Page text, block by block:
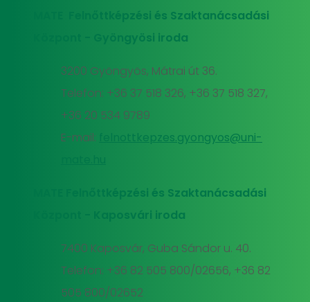
MATE Felnőttképzési és Szaktanácsadási
Központ - Gyöngyösi iroda
3200 Gyöngyös, Mátrai út 36.
Telefon: +36 37 518 326, +36 37 518 327,
+36 20 534 9789
E-mail:
felnottkepzes.gyongyos@uni-
MATE Felnőttképzési és Szaktanácsadási
Központ - Kaposvári iroda
7400 Kaposvár, Guba Sándor u. 40.
Telefon: +36 82 505 800/02656, +36 82
505 800/02652